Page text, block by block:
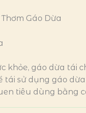
Gáo Dừa
khỏe, gáo dừa tái
tái sử dụng gáo
tiêu dùng bằng